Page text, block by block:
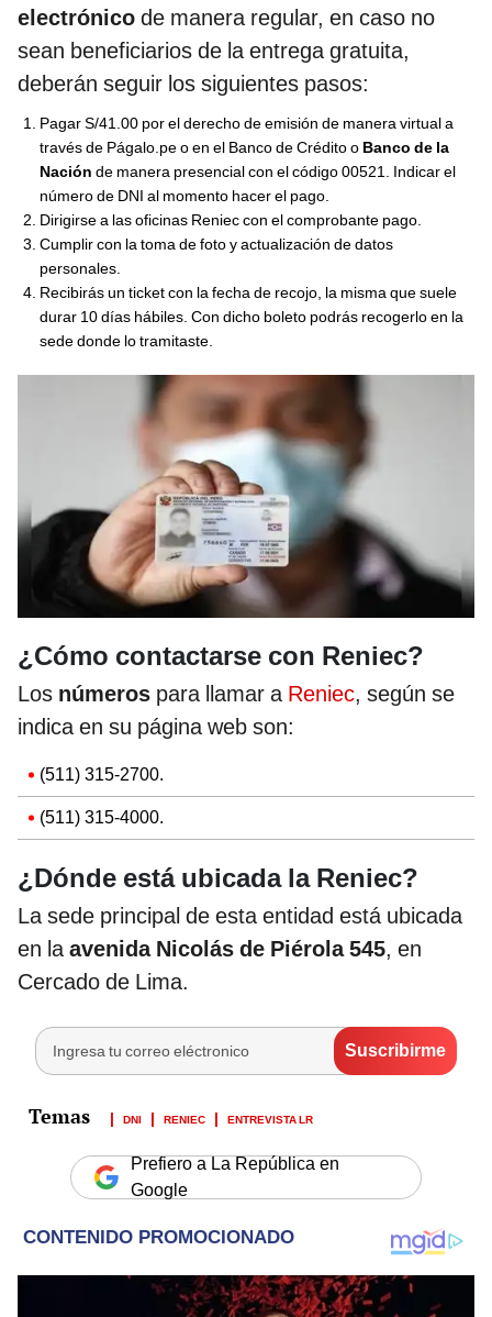
electrónico de manera regular, en caso no
sean beneficiarios de la entrega gratuita,
deberán seguir los siguientes pasos:
Pagar S/41.00 por el derecho de emisión de manera virtual a
través de Págalo.pe o en el Banco de Crédito o Banco de la
Nación de manera presencial con el código 00521. Indicar el
número de DNI al momento hacer el pago.
Dirigirse a las oficinas Reniec con el comprobante pago.
Cumplir con la toma de foto y actualización de datos
personales.
Recibirás un ticket con la fecha de recojo, la misma que suele
durar 10 días hábiles. Con dicho boleto podrás recogerlo en la
sede donde lo tramitaste.
¿Cómo contactarse con Reniec?
Los números para llamar a Reniec, según se
indica en su página web son:
(511) 315-2700.
(511) 315-4000.
¿Dónde está ubicada la Reniec?
La sede principal de esta entidad está ubicada
en la avenida Nicolás de Piérola 545, en
Cercado de Lima.
DNI RENIEC ENTREVISTA LR
Prefiero a La República en
Google